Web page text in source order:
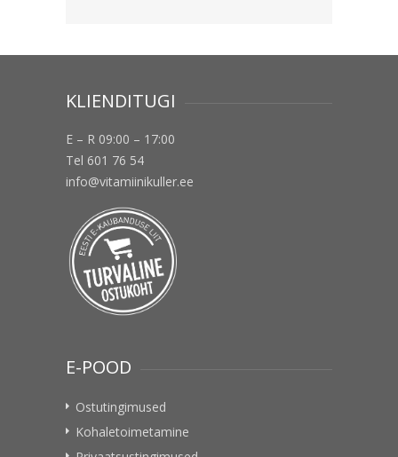
KLIENDITUGI
E – R 09:00 – 17:00
Tel 601 76 54
info@vitamiinikuller.ee
E-POOD
Ostutingimused
Kohaletoimetamine